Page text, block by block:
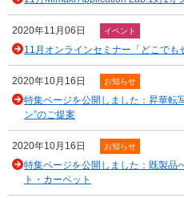
2020年11月06日 イベント
11月オンラインセミナー「どこでも
2020年10月16日 お知らせ
特集ページを公開しました：昇華転
ン”のご提案
2020年10月16日 お知らせ
特集ページを公開しました：既製品
ト・カーペット